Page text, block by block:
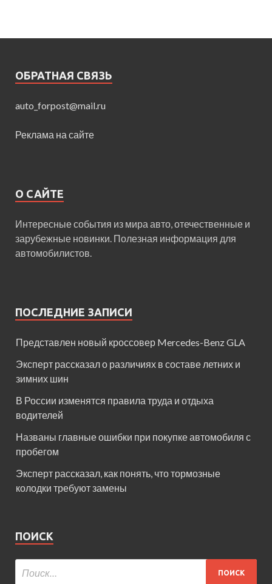
ОБРАТНАЯ СВЯЗЬ
auto_forpost@mail.ru
Реклама на сайте
О САЙТЕ
Интересные события из мира авто, отечественные и
зарубежные новинки. Полезная информация для
автомобилистов.
ПОСЛЕДНИЕ ЗАПИСИ
Представлен новый кроссовер Mercedes-Benz GLA
Эксперт рассказал о различиях в составе летних и
зимних шин
В России изменятся правила труда и отдыха
водителей
Названы главные ошибки при покупке автомобиля с
пробегом
Эксперт рассказал, как понять, что тормозные
колодки требуют замены
ПОИСК